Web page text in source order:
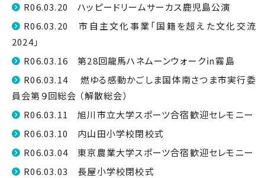
R06.03.20 ハッピードリームサーカス鹿児島公演
R06.03.20 市自主文化事業「国籍を超えた文化交流
2024」
R06.03.16 第28回龍馬ハネムーンウォーク㏌霧島
R06.03.14 燃ゆる感動かごしま国体南さつま市実行委
員会第９回総会 （解散総会）
R06.03.11 旭川市立大学スポーツ合宿歓迎セレモニー
R06.03.10 内山田小学校閉校式
R06.03.04 東京農業大学スポーツ合宿歓迎セレモニー
R06.03.03 長屋小学校閉校式